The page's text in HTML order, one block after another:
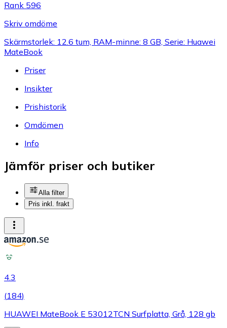
Rank 596
Skriv omdöme
Skärmstorlek: 12.6 tum, RAM-minne: 8 GB, Serie: Huawei
MateBook
Priser
Insikter
Prishistorik
Omdömen
Info
Jämför priser och butiker
Alla filter
Pris inkl. frakt
4.3
(184)
HUAWEI MateBook E 53012TCN Surfplatta, Grå, 128 gb